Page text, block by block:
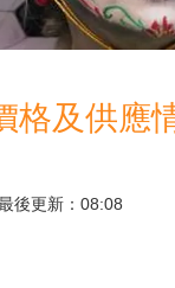
格及供應
後更新：08:08